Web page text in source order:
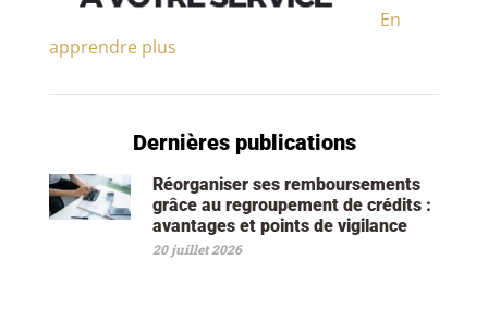
En
apprendre plus
Dernières publications
Réorganiser ses remboursements
grâce au regroupement de crédits :
avantages et points de vigilance
20 juillet 2026